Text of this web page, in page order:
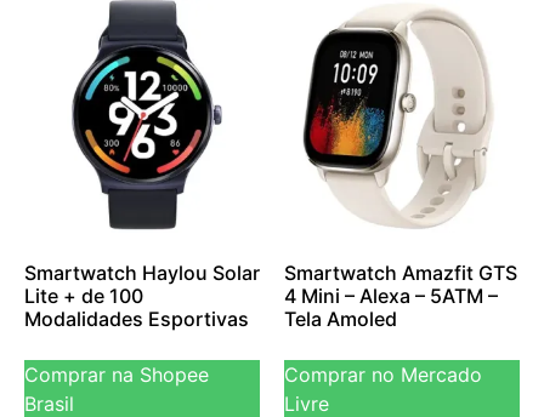
Smartwatch Haylou Solar
Lite + de 100
Modalidades Esportivas
Comprar na Shopee
Brasil
Smartwatch Amazfit GTS
4 Mini – Alexa – 5ATM –
Tela Amoled
Comprar no Mercado
Livre